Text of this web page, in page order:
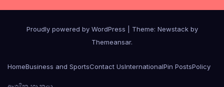
Proudly powered by WordPress Theme: Newstackby
Themeansar.
HomeBusiness and SportsContact UsInternationalPin PostsPolicy